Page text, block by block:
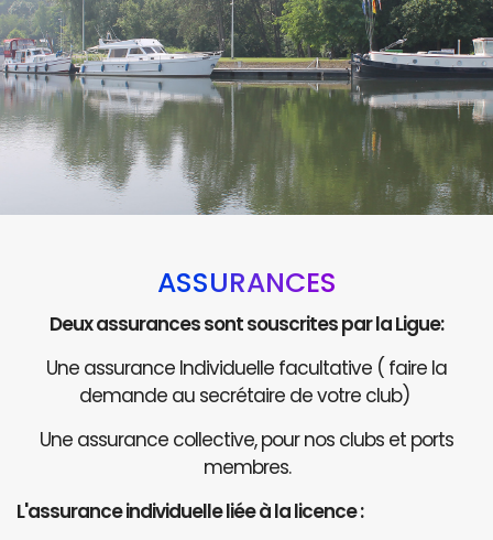
ASSURANCES
Deux assurances sont souscrites par la Ligue:
Une assurance Individuelle facultative ( faire la
demande au secrétaire de votre club)
Une assurance collective, pour nos clubs et ports
membres.
L'assurance individuelle liée à la licence :